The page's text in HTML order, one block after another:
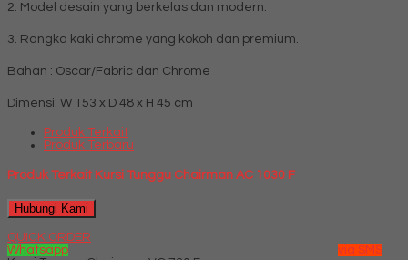
2. Model desain yang berkelas dan modern.
3. Rangka kaki chrome yang kokoh dan premium.
Bahan : Oscar/Fabric dan Chrome
Dimensi: W 153 x D 48 x H 45 cm
Produk Terkait
Produk Terbaru
Produk Terkait Kursi Tunggu Chairman AC 1030 F
Hubungi Kami
QUICK ORDER
Whatsapp
via SMS